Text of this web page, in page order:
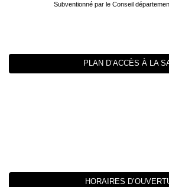
Subventionné par le Conseil
PLAN D’ACCÈS À LA
HORAIRES